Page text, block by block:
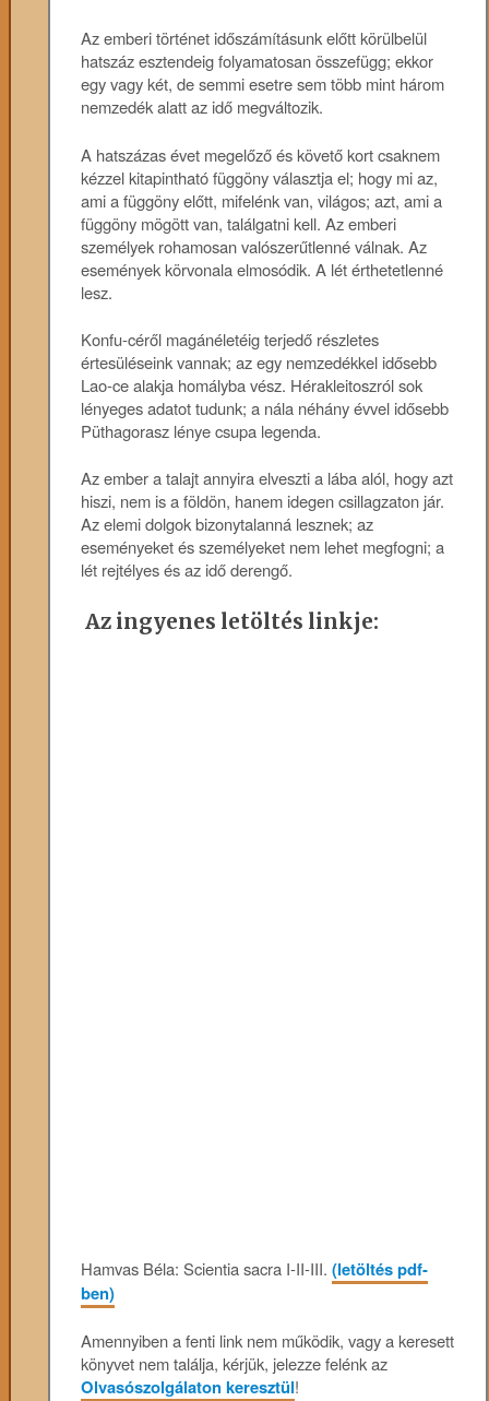
Az ​emberi történet időszámításunk előtt körülbelül
hatszáz esztendeig folyamatosan összefügg; ekkor
egy vagy két, de semmi esetre sem több mint három
nemzedék alatt az idő megváltozik.
A hatszázas évet megelőző és követő kort csaknem
kézzel kitapintható függöny választja el; hogy mi az,
ami a függöny előtt, mifelénk van, világos; azt, ami a
függöny mögött van, találgatni kell. Az emberi
személyek rohamosan valószerűtlenné válnak. Az
események körvonala elmosódik. A lét érthetetlenné
lesz.
Konfu-céről magánéletéig terjedő részletes
értesüléseink vannak; az egy nemzedékkel idősebb
Lao-ce alakja homályba vész. Hérakleitoszról sok
lényeges adatot tudunk; a nála néhány évvel idősebb
Püthagorasz lénye csupa legenda.
Az ember a talajt annyira elveszti a lába alól, hogy azt
hiszi, nem is a földön, hanem idegen csillagzaton jár.
Az elemi dolgok bizonytalanná lesznek; az
eseményeket és személyeket nem lehet megfogni; a
lét rejtélyes és az idő derengő.
Az ingyenes letöltés linkje:
Hamvas Béla: Scientia sacra I-II-III.(letöltés pdf-
ben)
Amennyiben a fenti link nem működik, vagy a keresett
könyvet nem találja, kérjük, jelezze felénk az
Olvasószolgálaton keresztül!